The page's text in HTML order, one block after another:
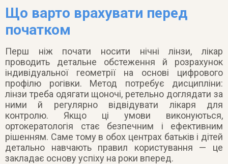
Що варто врахувати перед
початком
Перш ніж почати носити нічні лінзи, лікар
проводить детальне обстеження й розрахунок
індивідуальної геометрії на основі цифрового
профілю рогівки. Метод потребує дисципліни:
лінзи треба одягати щоночі, ретельно доглядати за
ними й регулярно відвідувати лікаря для
контролю. Якщо ці умови виконуються,
ортокератологія стає безпечним і ефективним
рішенням. Саме тому в обох центрах батьків і дітей
детально навчають правил користування — це
закладає основу успіху на роки вперед.